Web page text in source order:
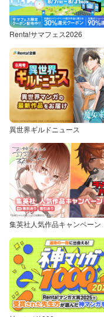
Renta!サマフェス2026
異世界ギルドニュース
集英社人気作品キャンペーン